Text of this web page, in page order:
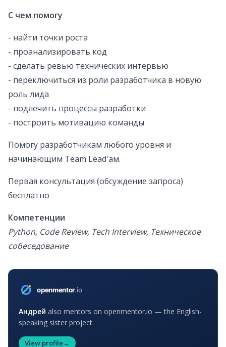
С чем помогу
- найти точки роста
- проанализировать код
- сделать ревью технических интервью
- переключиться из роли разработчика в новую
роль лида
- подлечить процессы разработки
- построить мотивацию команды
Помогу разработчикам любого уровня и
начинающим Team Lead'ам.
Первая консультация (обсуждение запроса)
бесплатно
Компетенции
Python, Code Review, Tech Interview, Техническое
собеседование
Андрей also mentors on openmentor.io — the English-
speaking sister project.
View profile→